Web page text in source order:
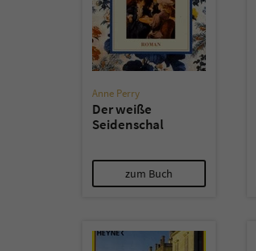
Anne Perry
Der weiße
Seidenschal
zum Buch